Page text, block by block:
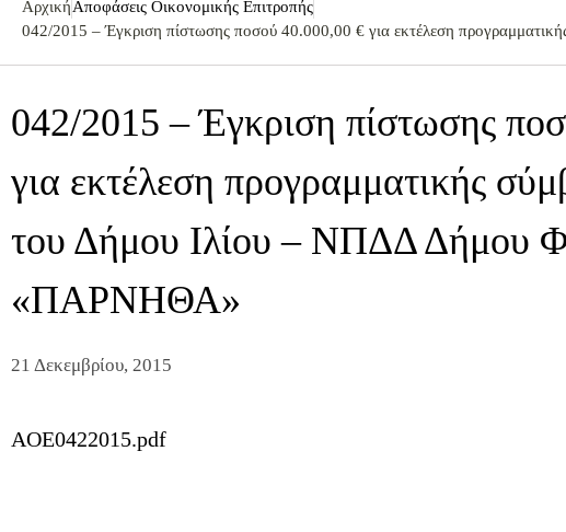
ΑρχικήΑποφάσεις Οικονομικής Επιτροπής
042/2015 – Έγκριση πίστωσης ποσού 40.000,00 € για εκτέλεση
042/2015 – Έγκριση πίστωσης
για εκτέλεση προγραμματικής
του Δήμου Ιλίου – ΝΠΔΔ Δήμου
«ΠΑΡΝΗΘΑ»
21 Δεκεμβρίου, 2015
AOE0422015.pdf